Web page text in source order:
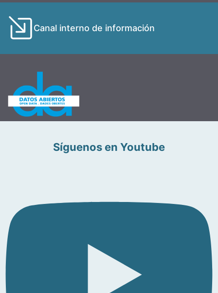
Canal interno de información
Síguenos en Youtube